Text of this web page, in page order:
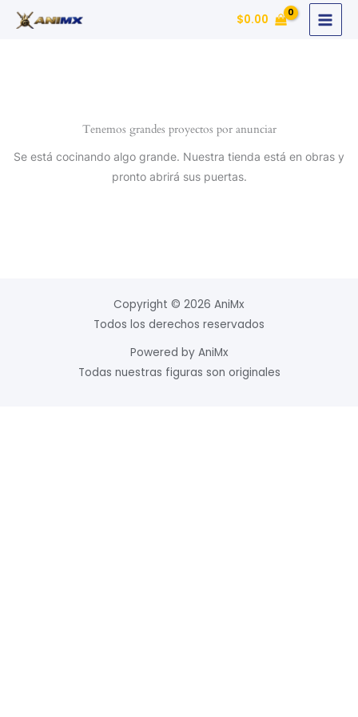
$0.00
Tenemos grandes proyectos por anunciar
Se está cocinando algo grande. Nuestra tienda está en obras y
pronto abrirá sus puertas.
Copyright © 2026 AniMx
Todos los derechos reservados
Powered by AniMx
Todas nuestras figuras son originales